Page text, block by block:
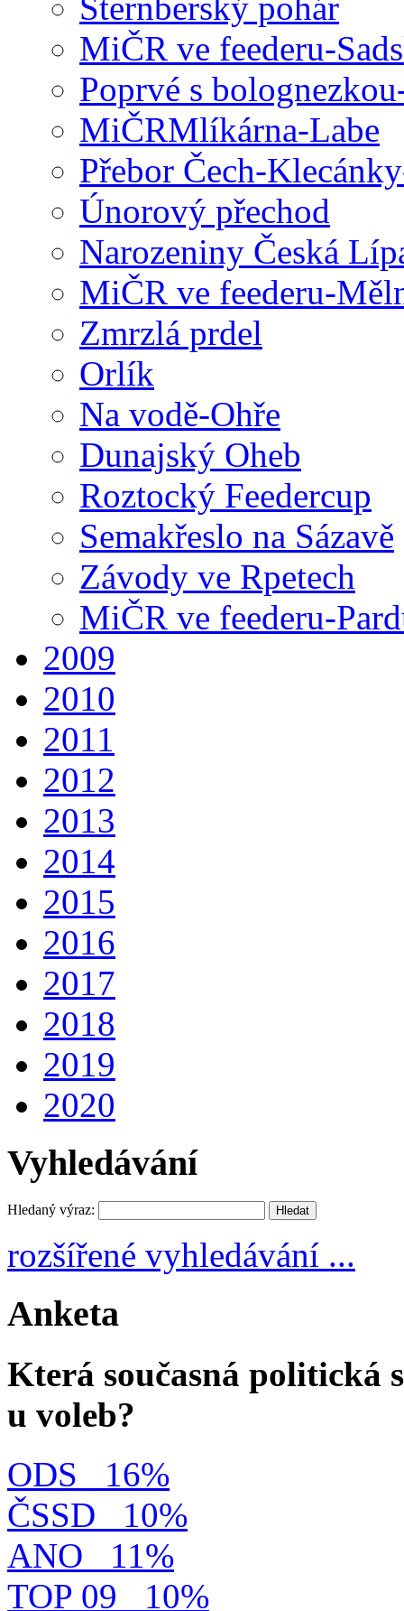
MiČR ve feederu-
Poprvé s
MiČRMlíkárna-Labe
Přebor Čech-
Únorový přechod
Narozeniny Česká
MiČR ve feederu-
Zmrzlá prdel
Orlík
Na vodě-Ohře
Dunajský Oheb
Roztocký Feedercup
Semakřeslo na Sázavě
Závody ve Rpetech
MiČR ve feederu-
2009
2010
2011
2012
2013
2014
2015
2016
2017
2018
2019
2020
Vyhledávání
Hledaný výraz:
rozšířené vyhledávání ...
Anketa
Která současná politická
u voleb?
ODS
16%
ČSSD
10%
ANO
11%
TOP 09
10%